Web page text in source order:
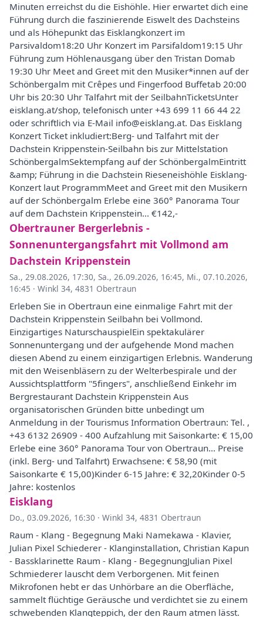
Minuten erreichst du die Eishöhle. Hier erwartet dich eine
Führung durch die faszinierende Eiswelt des Dachsteins
und als Höhepunkt das Eisklangkonzert im
Parsivaldom18:20 Uhr Konzert im Parsifaldom19:15 Uhr
Führung zum Höhlenausgang über den Tristan Domab
19:30 Uhr Meet and Greet mit den Musiker*innen auf der
Schönbergalm mit Crêpes und Fingerfood Buffetab 20:00
Uhr bis 20:30 Uhr Talfahrt mit der SeilbahnTicketsUnter
eisklang.at/shop, telefonisch unter +43 699 11 66 44 22
oder schriftlich via E-Mail info@eisklang.at. Das Eisklang
Konzert Ticket inkludiert:Berg- und Talfahrt mit der
Dachstein Krippenstein-Seilbahn bis zur Mittelstation
SchönbergalmSektempfang auf der SchönbergalmEintritt
&amp; Führung in die Dachstein Rieseneishöhle Eisklang-
Konzert laut ProgrammMeet and Greet mit den Musikern
auf der Schönbergalm Erlebe eine 360° Panorama Tour
auf dem Dachstein Krippenstein... €142,-
Obertrauner Bergerlebnis -
Sonnenuntergangsfahrt mit Vollmond am
Dachstein Krippenstein
Sa., 29.08.2026, 17:30, Sa., 26.09.2026, 16:45, Mi., 07.10.2026,
16:45 · Winkl 34, 4831 Obertraun
Erleben Sie in Obertraun eine einmalige Fahrt mit der
Dachstein Krippenstein Seilbahn bei Vollmond.
Einzigartiges NaturschauspielEin spektakulärer
Sonnenuntergang und der aufgehende Mond machen
diesen Abend zu einem einzigartigen Erlebnis. Wanderung
mit den Weisenbläsern zu der Welterbespirale und der
Aussichtsplattform "5fingers", anschließend Einkehr im
Bergrestaurant Dachstein Krippenstein Aus
organisatorischen Gründen bitte unbedingt um
Anmeldung in der Tourismus Information Obertraun: Tel. ,
+43 6132 26909 - 400 Aufzahlung mit Saisonkarte: € 15,00
Erlebe eine 360° Panorama Tour von Obertraun... Preise
(inkl. Berg- und Talfahrt) Erwachsene: € 58,90 (mit
Saisonkarte € 15,00)Kinder 6-15 Jahre: € 32,20Kinder 0-5
Jahre: kostenlos
Eisklang
Do., 03.09.2026, 16:30 · Winkl 34, 4831 Obertraun
Raum - Klang - Begegnung Maki Namekawa - Klavier,
Julian Pixel Schiederer - Klanginstallation, Christian Kapun
- Bassklarinette Raum - Klang - BegegnungJulian Pixel
Schmiederer lauscht dem Verborgenen. Mit feinen
Mikrofonen hebt er das Unhörbare an die Oberfläche,
sammelt flüchtige Geräusche und verdichtet sie zu einem
schwebenden Klangteppich, der den Raum atmen lässt.